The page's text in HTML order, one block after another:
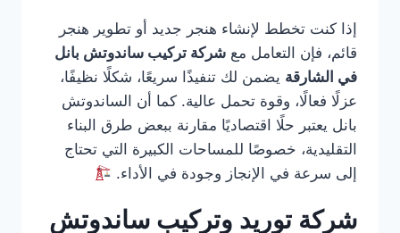
إذا كنت تخطط لإنشاء هنجر جديد أو تطوير هنجر
قائم، فإن التعامل مع شركة تركيب ساندوتش بانل
في الشارقة يضمن لك تنفيذًا سريعًا، شكلًا نظيفًا،
عزلًا فعالًا، وقوة تحمل عالية. كما أن الساندوتش
بانل يعتبر حلًا اقتصاديًا مقارنة ببعض طرق البناء
التقليدية، خصوصًا للمساحات الكبيرة التي تحتاج
إلى سرعة في الإنجاز وجودة في الأداء.
شركة توريد وتركيب ساندوتش